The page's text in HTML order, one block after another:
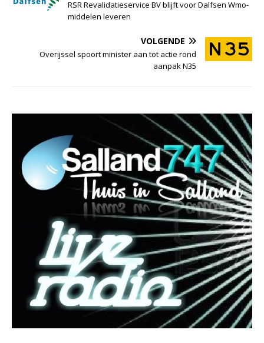
RSR Revalidatieservice BV blijft voor Dalfsen Wmo-
middelen leveren
VOLGENDE
Overijssel spoort minister aan tot actie rond
aanpak N35